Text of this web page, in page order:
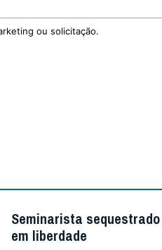
ou solicitação.
Seminarista
em liberdade